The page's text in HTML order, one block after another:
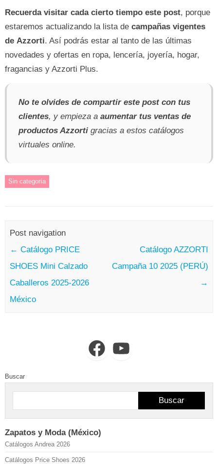
Recuerda visitar cada cierto tiempo este post, porque
estaremos actualizando la lista de campañas vigentes
de Azzorti. Así podrás estar al tanto de las últimas
novedades y ofertas en ropa, lencería, joyería, hogar,
fragancias y Azzorti Plus.
No te olvides de compartir este post con tus
clientes, y empieza a aumentar tus ventas de
productos Azzorti gracias a estos catálogos
virtuales online.
Sin categoría
Post navigation
← Catálogo PRICE
SHOES Mini Calzado
Caballeros 2025-2026
México
Catálogo AZZORTI
Campaña 10 2025 (PERÚ)
→
FacebookYouTube
Buscar
Buscar
Zapatos y Moda (México)
Catálogos Andrea 2026
Catálogos Price Shoes 2026